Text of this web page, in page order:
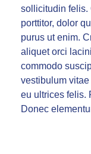
sollicitudin felis.
porttitor, dolor
purus ut enim.
aliquet orci
commodo
vestibulum
eu ultrices felis.
Donec